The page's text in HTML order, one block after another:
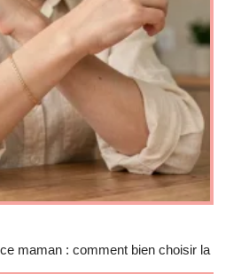
maman : comment bien choisir la